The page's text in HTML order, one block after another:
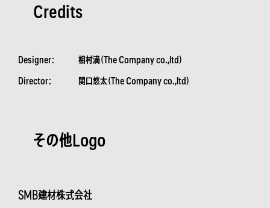
Credits
Designer： 相村満（The Company co.,ltd）
Director： 関口悠太（The Company co.,ltd）
その他Logo
SMB建材株式会社